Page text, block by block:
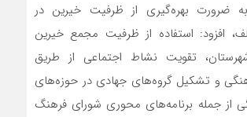
ضرورت بهره‌گیری از ظرفیت خیرین در
افزود: استفاده از ظرفیت مجمع خیرین
تقویت نشاط اجتماعی از طریق
و تشکیل گروه‌های جهادی در حوزه‌های
از جمله برنامه‌های محوری شورای فرهنگ